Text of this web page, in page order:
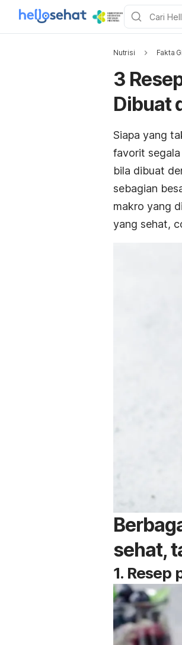
Nutrisi Fakta
3
Dibuat
Siapa yang
favorit segala
bila dibuat
sebagian
makro yang
yang sehat,
sehat,
1. Resep